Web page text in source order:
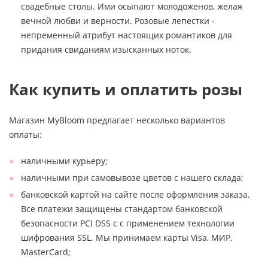
свадебные столы. Ими осыпают молодоженов, желая
вечной любви и верности. Розовые лепестки -
непременный атрибут настоящих романтиков для
придания свиданиям изысканных ноток.
Как купить и оплатить розы
Магазин MyBloom предлагает несколько вариантов
оплаты:
наличными курьеру;
наличными при самовывозе цветов с нашего склада;
банковской картой на сайте после оформления заказа.
Все платежи защищены стандартом банковской
безопасности PCI DSS с с применением технологии
шифрования SSL. Мы принимаем карты Visa, МИР,
MasterCard;